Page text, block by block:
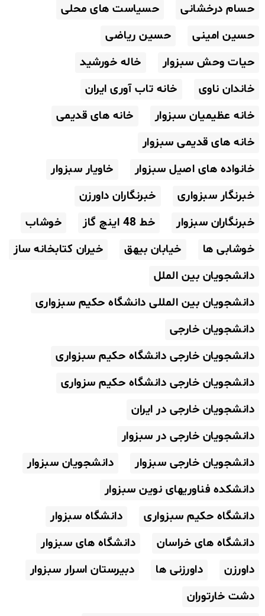
حسام درخشانی
حسیاست های محلی
حسین امینی
حسین ریاضی
حیات وحش سبزوار
خاله خورشید
خاندان ناوی
خانه تاب آوری ایران
خانه عظیمیان سبزوار
خانه های قدیمی
خانه های قدیمی سبزوار
خانواده های اصیل سبزوار
خاویار سبزوار
خبرنگار سبزواری
خبرنگاران داورزن
خبرنگاران سبزوار
خط 48 اینچ گاز
خوشاب
خوشابی ها
خیابان بیهق
خیران کتابخانه ساز
دانشجویان بین الملل
دانشجویان بین المللی دانشگاه حکیم سبزواری
دانشجویان خارجی
دانشجویان خارجی دانشگاه حکیم سبزواری
دانشجویان خارجی دانشگاه حکیم سزواری
دانشجویان خارجی در ایران
دانشجویان خارجی در سبزوار
دانشجویان خارجی سبزوار
دانشجویان سبزوار
دانشکده فناوریهای نوین سبزوار
دانشگاه حکیم سبزواری
دانشگاه سبزوار
دانشگاه های خراسان
دانشگاه های سبزوار
داورزن
داورزنی ها
دبیرستان اسرار سبزوار
دشت خارتوران